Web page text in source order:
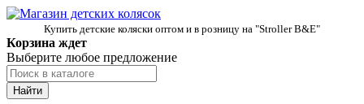
Купить детские коляски оптом и в розницу на "Stroller B&E"
Корзина ждет
Выберите любое предложение
Найти